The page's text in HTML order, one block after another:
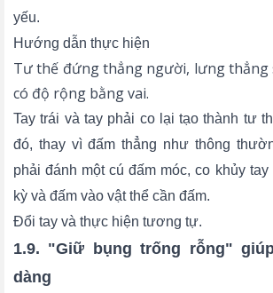
yếu.
Hướng dẫn thực hiện
Tư thế đứng thẳng người, lưng thẳng
có độ rộng bằng vai.
Tay trái và tay phải co lại tạo thành tư
đó, thay vì đấm thẳng như thông
phải đánh một cú đấm móc, co khủy
kỳ và đấm vào vật thể cần đấm.
Đổi tay và thực hiện tương tự.
1.9. "Giữ bụng trống rỗng"
dàng